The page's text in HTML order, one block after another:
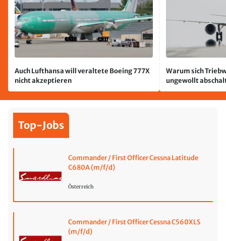
Auch Lufthansa will veraltete Boeing 777X
nicht akzeptieren
Warum sich
ungewollt
passiert
Top-Jobs
Commander / First Officer Cessna Latitude
C680A (m/f/d)
Österreich
Commander / First Officer Cessna C560XLS
(m/f/d)